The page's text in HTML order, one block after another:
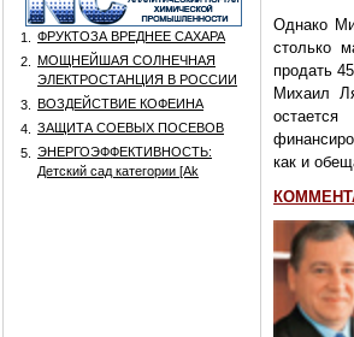
1.
ФРУКТОЗА ВРЕДНЕЕ САХАРА
2.
МОЩНЕЙШАЯ СОЛНЕЧНАЯ
ЭЛЕКТРОСТАНЦИЯ В РОССИИ
3.
ВОЗДЕЙСТВИЕ КОФЕИНА
4.
ЗАЩИТА СОЕВЫХ ПОСЕВОВ
5.
ЭНЕРГОЭФФЕКТИВНОСТЬ:
Детский сад категории [Аk
Однако
столько
продать
Михаил
как и